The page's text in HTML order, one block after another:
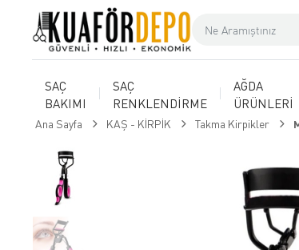
SAÇ
BAKIMI
SAÇ
RENKLENDİRME
AĞDA
ÜRÜNLERİ
Ana Sayfa KAŞ - KİRPİK Takma Kirpikler